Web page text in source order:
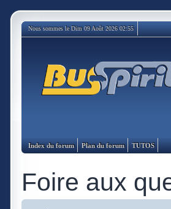
Nous sommes le Dim 09 Août 2026 02:55
Index du forum Plan du forum TUTOS
Foire aux